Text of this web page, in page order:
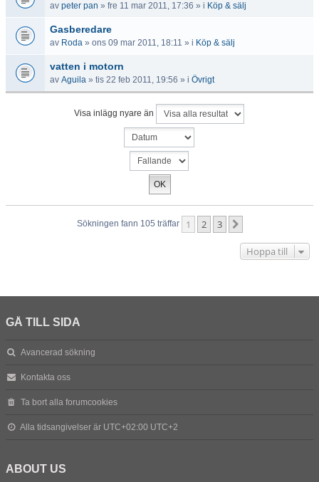
av peter pan » fre 11 mar 2011, 17:36 » i Köp & sälj
Gasberedare
av Roda » ons 09 mar 2011, 18:11 » i Köp & sälj
vatten i motorn
av Aguila » tis 22 feb 2011, 19:56 » i Övrigt
Visa inlägg nyare än
Sökningen fann 105 träffar 1 2 3
Hoppa till
GÅ TILL SIDA
Avancerad sökning
Kontakta oss
Ta bort alla forumcookies
Alla tidsangivelser är UTC+02:00 UTC+2
ABOUT US